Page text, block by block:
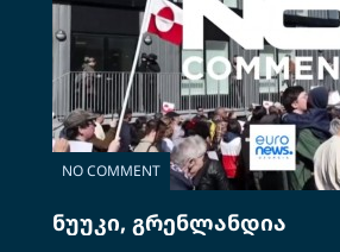
NO COMMENT
ნუუკი, გრენლანდია